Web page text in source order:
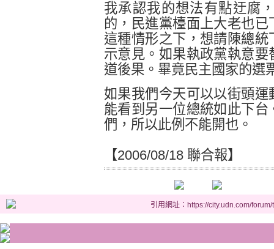
我承認我的想法有點迂腐
的，民進黨檯面上大老也
這種情形之下，想請陳總
示意見。如果執政黨執意
道後果。畢竟民主國家的選
如果我們今天可以以街頭
能看到另一位總統如此下
們，所以此例不能開也。
【2006/08/18 聯合報】
引用網址：https://city.udn.com/